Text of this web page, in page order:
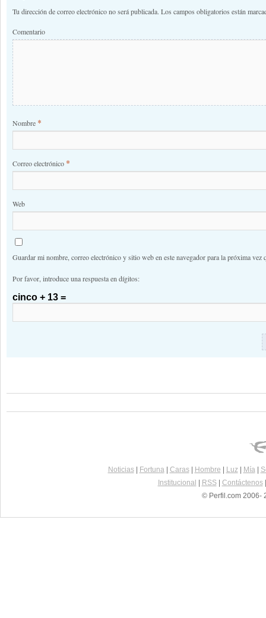
Tu dirección de correo electrónico no será publicada. Los campos obligatorios están
Comentario
Nombre *
Correo electrónico *
Web
Guardar mi nombre, correo electrónico y sitio web en este navegador para la próxima vez
Por favor, introduce una respuesta en dígitos:
cinco + 13 =
Noticias| Fortuna| Caras| Hombre Luz| Mía|
Institucional
RSS| Contáctenos
© Perfil.com 2006-